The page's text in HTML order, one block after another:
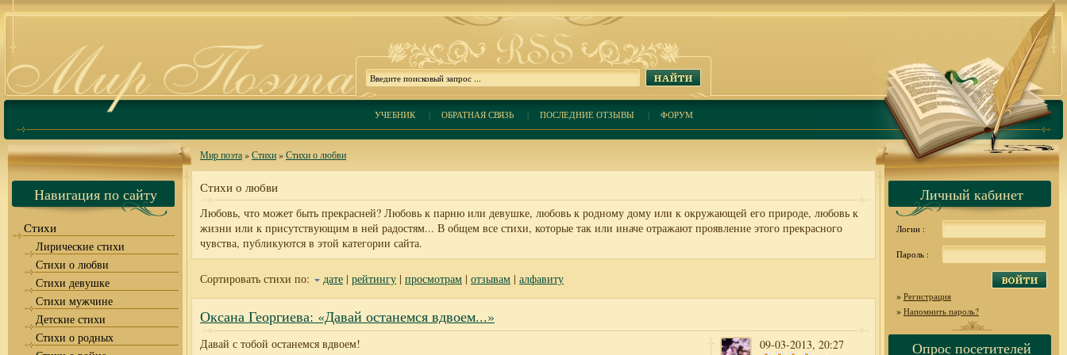
УЧЕБНИК| ОБРАТНАЯ СВЯЗЬ| ПОСЛЕДНИЕ ОТЗЫВЫ | ФОРУМ
Навигация по сайту
Стихи
Лирические стихи
Стихи о любви
Стихи девушке
Стихи мужчине
Детские стихи
Стихи о родных
Мир поэта»Стихи»Стихи о любви
Стихи о любви
Любовь, что может быть прекрасней? Любовь к парню или девушке, любовь к родному дому или к окружающей его природе, любовь к
жизни или к присутствующим в ней радостям... В общем все стихи, которые так или иначе отражают проявление этого прекрасного
чувства, публикуются в этой категории сайта.
Сортировать стихи по: дате | рейтингу | просмотрам | отзывам | алфавиту
Оксана Георгиева: «Давай останемся вдвоем...»
09-03-2013, 20:27
Давай с тобой останемся вдвоем!
Личный кабинет
Логин :
Пароль :
» Регистрация
» Напомнить пароль?
Опрос посетителей